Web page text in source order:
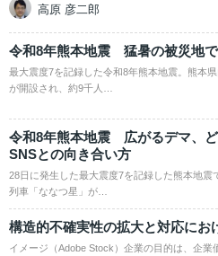
高原 彦二郎
令和8年熊本地震 猛暑の被災地
最大震度7を記録した令和8年熊本地震。熊本
が開設され、約9千人…
令和8年熊本地震 広がるデマ、ど
SNSとの向き合い方
28日に発生した最大震度7を記録した熊本地震
列車「ななつ星」が…
構造的不確実性の拡大と対応にお
イメージ（Adobe Stock）企業の目的は、企業